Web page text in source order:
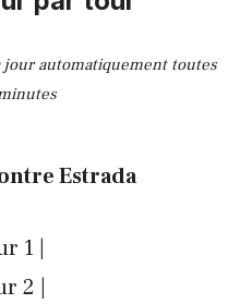
jour automatiquement toutes
Estrada
1 |
2 |